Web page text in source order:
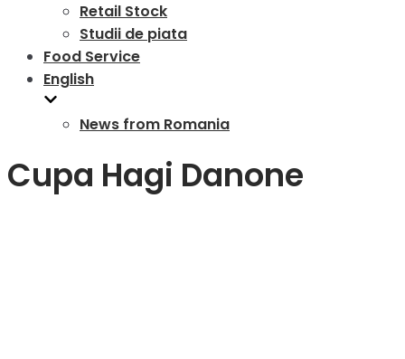
Retail Stock
Studii de piata
Food Service
English
News from Romania
Cupa Hagi Danone